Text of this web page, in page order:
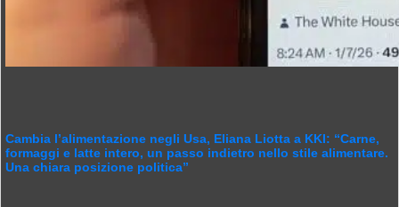
Cambia l’alimentazione negli Usa, Eliana Liotta a KKI: “Carne,
formaggi e latte intero, un passo indietro nello stile alimentare.
Una chiara posizione politica”